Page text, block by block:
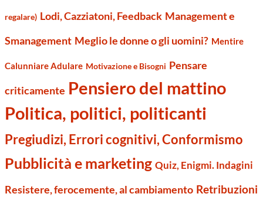
regalare) Lodi, Cazziatoni, Feedback Management e
Smanagement Meglio le donne o gli uomini? Mentire
Calunniare Adulare Motivazione e Bisogni Pensare
criticamente Pensiero del mattino
Politica, politici, politicanti
Pregiudizi, Errori cognitivi, Conformismo
Pubblicità e marketing Quiz, Enigmi. Indagini
Resistere, ferocemente, al cambiamento Retribuzioni